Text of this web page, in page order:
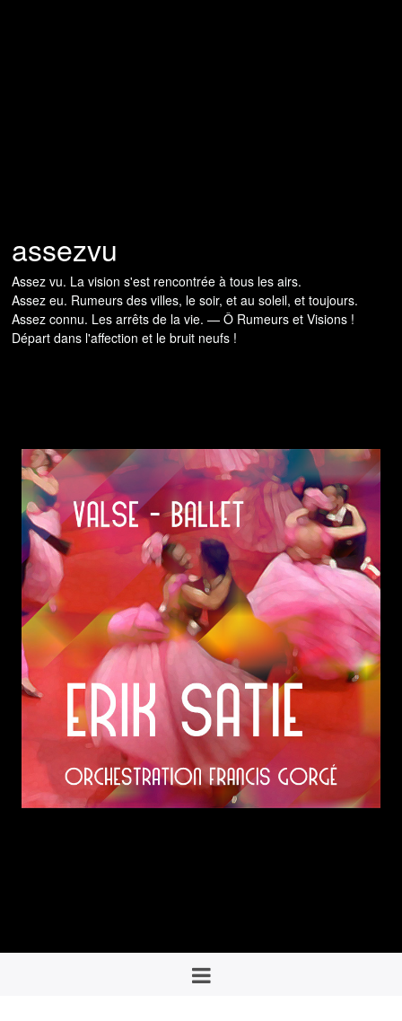
assezvu
Assez vu. La vision s'est rencontrée à tous les airs.
Assez eu. Rumeurs des villes, le soir, et au soleil, et toujours.
Assez connu. Les arrêts de la vie. — Ô Rumeurs et Visions !
Départ dans l'affection et le bruit neufs !